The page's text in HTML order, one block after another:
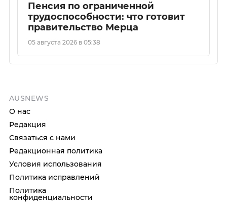
Пенсия по ограниченной
трудоспособности: что готовит
правительство Мерца
05 августа 2026 в 05:38
AUSNEWS
О нас
Редакция
Связаться с нами
Редакционная политика
Условия использования
Политика исправлений
Политика
конфиденциальности